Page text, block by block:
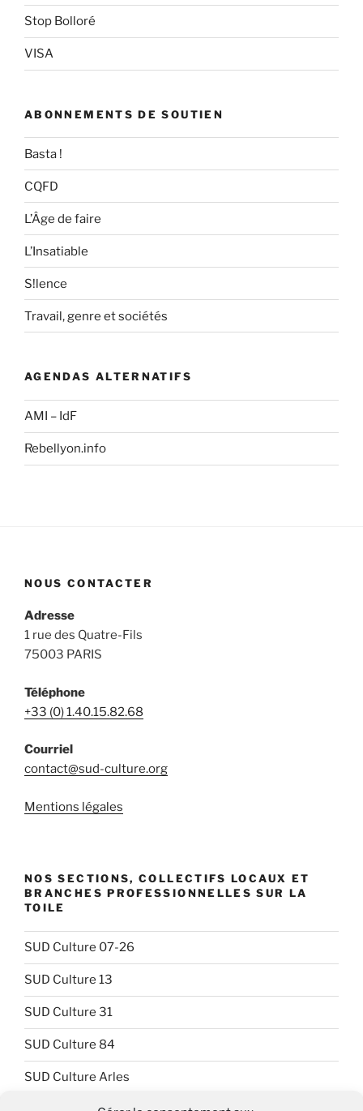
Stop Bolloré
VISA
ABONNEMENTS DE SOUTIEN
Basta !
CQFD
L’Âge de faire
L’Insatiable
S!lence
Travail, genre et sociétés
AGENDAS ALTERNATIFS
AMI – IdF
Rebellyon.info
NOUS CONTACTER
Adresse
1 rue des Quatre-Fils
75003 PARIS
Téléphone
+33 (0) 1.40.15.82.68
Courriel
contact@sud-culture.org
Mentions légales
NOS SECTIONS, COLLECTIFS LOCAUX ET
BRANCHES PROFESSIONNELLES SUR LA
TOILE
SUD Culture 07-26
SUD Culture 13
SUD Culture 31
SUD Culture 84
SUD Culture Arles